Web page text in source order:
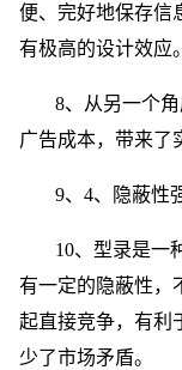
便、完好地保存信
有极高的设计效应。
8、从另一个
广告成本，带来了
9、4、隐蔽性
10、型录是一
有一定的隐蔽性，
起直接竞争，有利
少了市场矛盾。